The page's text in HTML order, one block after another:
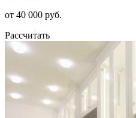
от 40 000 руб.
Рассчитать